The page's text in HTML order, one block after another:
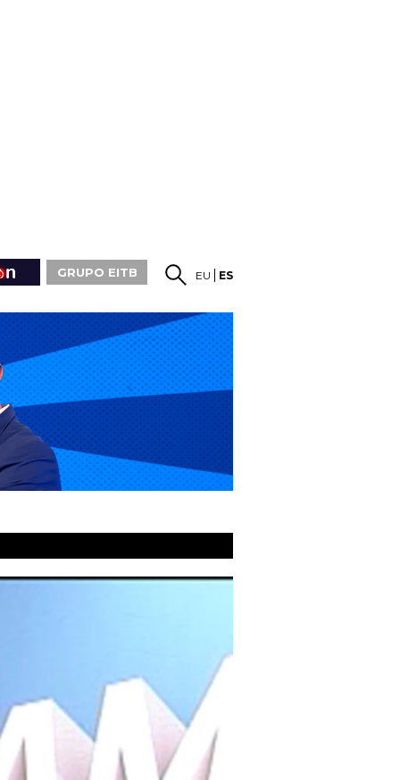
GRUPO EITB EU ES